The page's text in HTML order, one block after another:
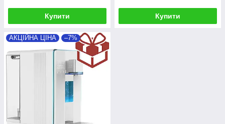
Купити Купити
АКЦІЙНА ЦІНА –7%